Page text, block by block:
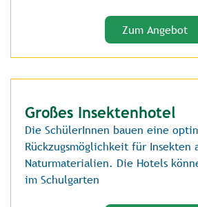
Zum Angebot
Großes Insektenhotel
Die SchülerInnen bauen eine
Rückzugsmöglichkeit für Insekten
Naturmaterialien. Die Hotels
im Schulgarten